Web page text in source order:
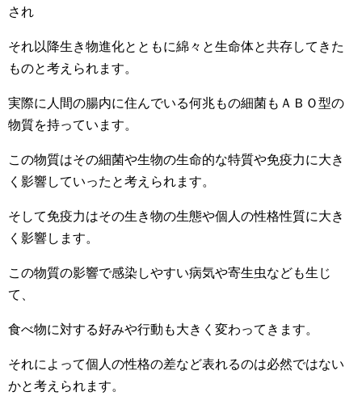
され
それ以降生き物進化とともに綿々と生命体と共存してきた
ものと考えられます。
実際に人間の腸内に住んでいる何兆もの細菌もＡＢＯ型の
物質を持っています。
この物質はその細菌や生物の生命的な特質や免疫力に大き
く影響していったと考えられます。
そして免疫力はその生き物の生態や個人の性格性質に大き
く影響します。
この物質の影響で感染しやすい病気や寄生虫なども生じ
て、
食べ物に対する好みや行動も大きく変わってきます。
それによって個人の性格の差など表れるのは必然ではない
かと考えられます。